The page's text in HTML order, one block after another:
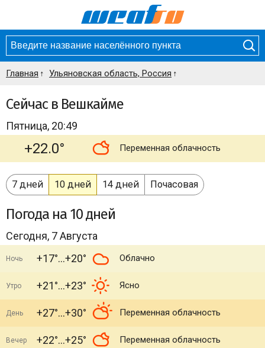
Главная Ульяновская область, Россия
Сейчас в Вешкайме
Пятница, 20:49
+22.0° Переменная облачность
7 дней 10 дней 14 дней Почасовая
Погода на 10 дней
Сегодня, 7 Августа
Ночь +17° +20° Облачно
Утро +21° +23° Ясно
День +27° +30° Переменная облачность
Вечер +22° +25° Переменная облачность